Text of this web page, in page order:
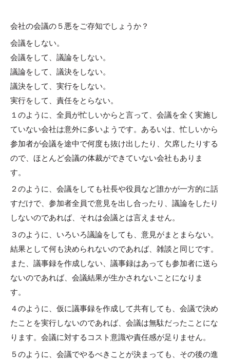
会社の会議の５悪をご存知でしょうか？
会議をしない。
会議をして、議論をしない。
議論をして、議決をしない。
議決をして、実行をしない。
実行をして、責任をとらない。
１のように、全員が忙しいからと言って、会議を全く実施し
ていない会社は意外に多いようです。あるいは、忙しいから
参加者が会議を途中で何度も抜け出したり、欠席したりする
ので、ほとんど会議の体裁ができていない会社もありま
す。
２のように、会議をしても社長や役員など誰かが一方的に話
すだけで、参加者全員で意見を出し合ったり、議論をしたり
しないのであれば、それは会議とは言えません。
３のように、いろいろ議論をしても、意見がまとまらない。
結果として何も決められないのであれば、雑談と同じです。
また、議事録を作成しない、議事録はあっても参加者に送ら
ないのであれば、会議結果が生かされないことになりま
す。
４のように、仮に議事録を作成して共有しても、会議で決め
たことを実行しないのであれば、会議は無駄だったことにな
ります。会議に対するコスト意識や責任感が足りません。
５のように、会議でやるべきことが決まっても、その後の進